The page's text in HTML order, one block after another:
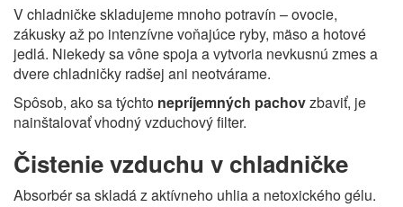
V chladničke skladujeme mnoho potravín – ovocie,
zákusky až po intenzívne voňajúce ryby, mäso a hotové
jedlá. Niekedy sa vône spoja a vytvoria nevkusnú zmes a
dvere chladničky radšej ani neotvárame.
Spôsob, ako sa týchto nepríjemných pachovzbaviť, je
nainštalovať vhodný vzduchový filter.
Čistenie vzduchu v chladničke
Absorbér sa skladá z aktívneho uhlia a netoxického gélu.